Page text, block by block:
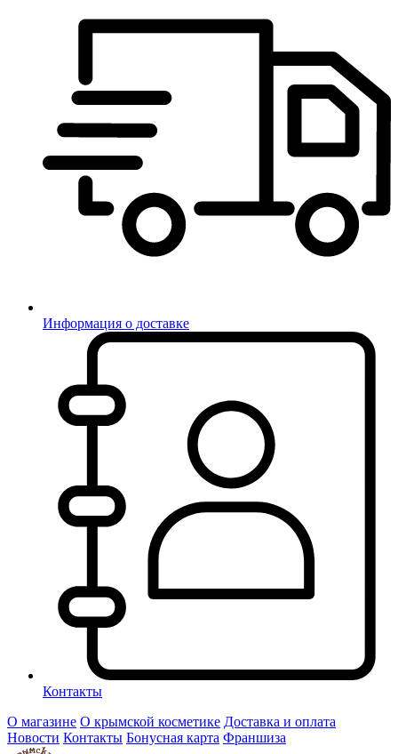
Информация о доставке
Контакты
О магазине О крымской косметике Доставка и оплата
Новости Контакты Бонусная карта Франшиза